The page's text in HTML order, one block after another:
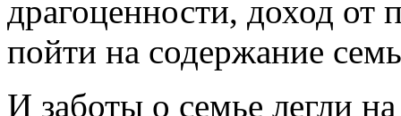
драгоценности, доход
пойти на содержание
И заботы о семье легли